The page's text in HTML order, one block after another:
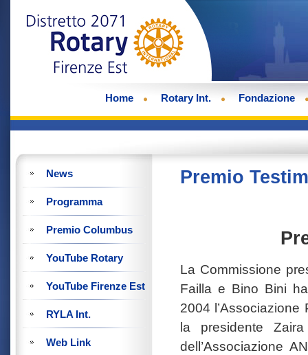
Home Rotary Int. Fondazione
News
Programma
Premio Columbus
YouTube Rotary
YouTube Firenze Est
RYLA Int.
Web Link
Premio
La Commissione
Failla e Bino Bini
2004
la presidente
dell’Associazione